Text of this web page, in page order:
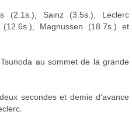
(2.1s.), Sainz (3.5s.), Leclerc
Magnussen (18.7s.) et
au sommet de la grande
secondes et demie d‘avance